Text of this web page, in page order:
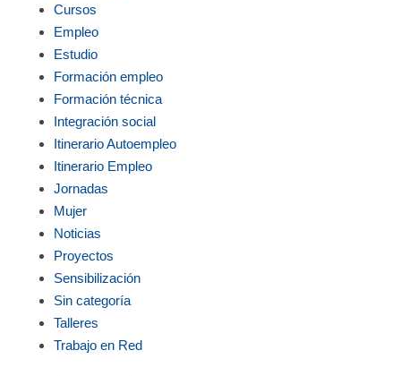
Cursos
Empleo
Estudio
Formación empleo
Formación técnica
Integración social
Itinerario Autoempleo
Itinerario Empleo
Jornadas
Mujer
Noticias
Proyectos
Sensibilización
Sin categoría
Talleres
Trabajo en Red